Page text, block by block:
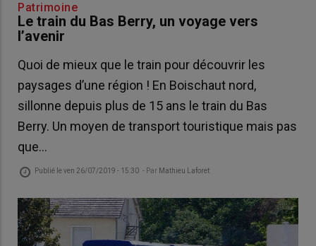
Patrimoine
Le train du Bas Berry, un voyage vers
l’avenir
Quoi de mieux que le train pour découvrir les
paysages d’une région ! En Boischaut nord,
sillonne depuis plus de 15 ans le train du Bas
Berry. Un moyen de transport touristique mais pas
que…
Publié leven 26/07/2019 - 15:30 - Par Mathieu Laforet